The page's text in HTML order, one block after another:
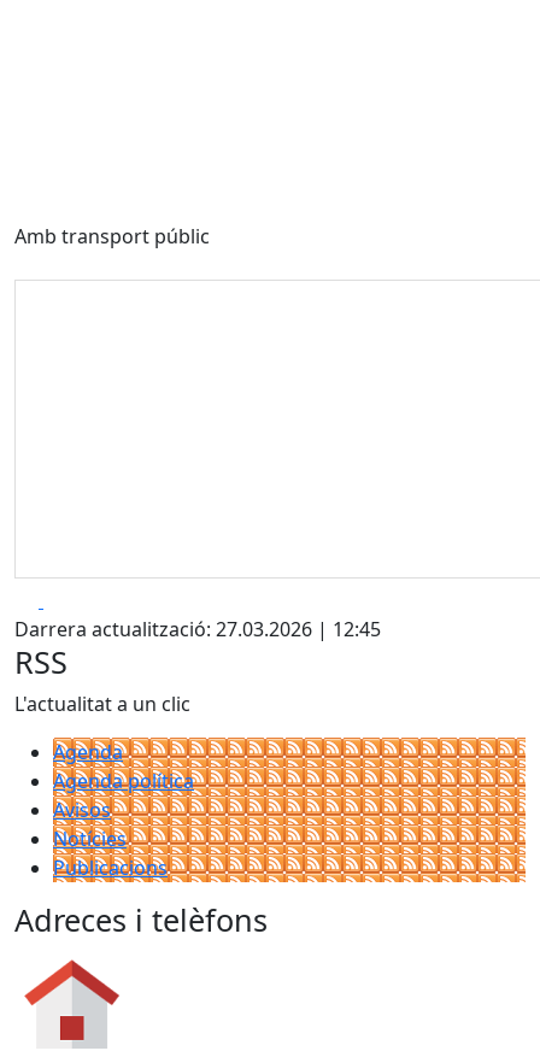
Amb transport públic
Darrera actualització: 27.03.2026 | 12:45
RSS
L'actualitat a un clic
Agenda
Agenda política
Avisos
Notícies
Publicacions
Adreces i telèfons